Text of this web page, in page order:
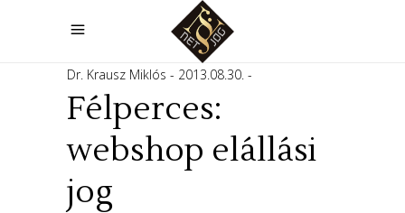
Dr. Krausz Miklós 2013.08.30.
Félperces:
webshop elállási
jog